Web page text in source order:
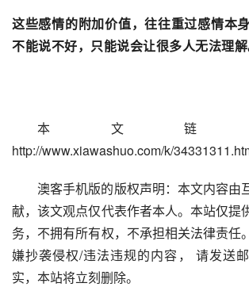
这些感情的附加价值，往往重过感情本
不能说不好，只能说会让很多人无法理解
本文链
http://www.xiawashuo.com/k/
澳客手机版的版权声明：本文内容由
献，该文观点仅代表作者本人。本站仅提
务，不拥有所有权，不承担相关法律责任
嫌抄袭侵权/违法违规的内容， 请发送
实，本站将立刻删除。